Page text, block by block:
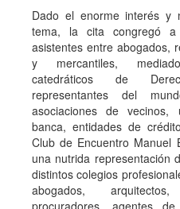
Dado el enorme interés y
tema, la cita congregó
asistentes entre abogados,
y mercantiles,
catedráticos de
representantes del
asociaciones de vecinos,
banca, entidades de
Club de Encuentro Manuel
una nutrida representación
distintos colegios
abogados,
procuradores, agentes